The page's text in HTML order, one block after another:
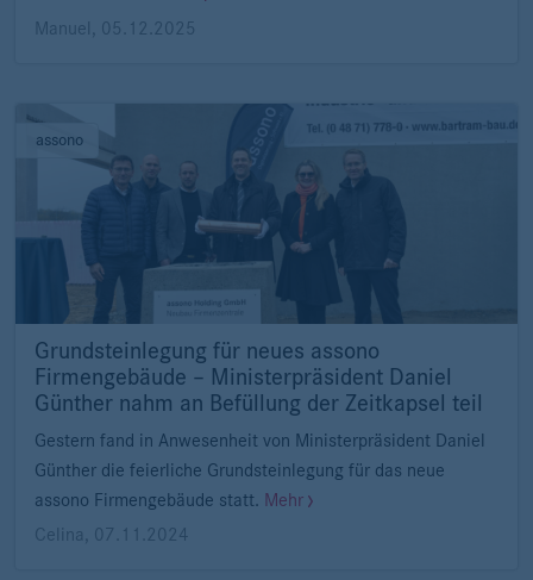
Manuel
05.12.2025
assono
Grundsteinlegung für neues assono
Firmengebäude – Ministerpräsident Daniel
Günther nahm an Befüllung der Zeitkapsel teil
Gestern fand in Anwesenheit von Ministerpräsident Daniel
Günther die feierliche Grundsteinlegung für das neue
assono Firmengebäude statt. Mehr
Celina
07.11.2024